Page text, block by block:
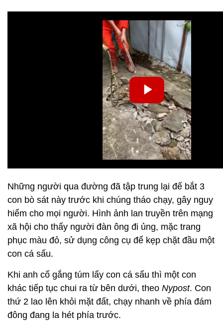
Những người qua đường đã tập trung lại để bắt 3
con bò sát này trước khi chúng tháo chạy, gây nguy
hiểm cho mọi người. Hình ảnh lan truyền trên mạng
xã hội cho thấy người đàn ông đi ủng, mặc trang
phục màu đỏ, sử dụng công cụ để kẹp chặt đầu một
con cá sấu.
Khi anh cố gắng túm lấy con cá sấu thì một con
khác tiếp tục chui ra từ bên dưới, theo Nypost. Con
thứ 2 lao lên khỏi mặt đất, chạy nhanh về phía đám
đông đang la hét phía trước.